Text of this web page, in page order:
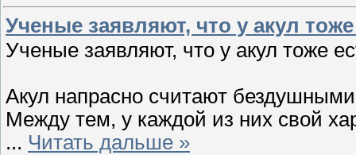
Ученые заявляют, что у акул тоже
Ученые заявляют, что у акул тоже
Акул напрасно считают
Между тем, у каждой из них свой
... Читать дальше »